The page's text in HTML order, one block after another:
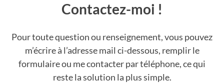
Contactez-moi !
Pour toute question ou renseignement, vous pouvez
m’écrire à l’adresse mail ci-dessous, remplir le
formulaire ou me contacter par téléphone, ce qui
reste la solution la plus simple.